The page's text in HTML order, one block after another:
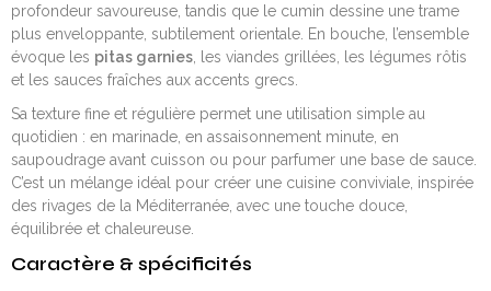
profondeur savoureuse, tandis que le cumin dessine une trame
plus enveloppante, subtilement orientale. En bouche, l’ensemble
évoque les pitas garnies , les viandes grillées, les légumes rôtis
et les sauces fraîches aux accents grecs.
Sa texture fine et régulière permet une utilisation simple au
quotidien : en marinade, en assaisonnement minute, en
saupoudrage avant cuisson ou pour parfumer une base de sauce.
C’est un mélange idéal pour créer une cuisine conviviale, inspirée
des rivages de la Méditerranée, avec une touche douce,
équilibrée et chaleureuse.
Caractère & spécificités